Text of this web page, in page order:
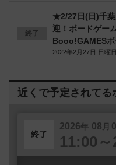
終了
★2/27日(日)千
迎！ボードゲー
Booo!GAMES
2022年2月27日 日曜日
近くで予定されてる
終了
2026年 08 月
11:00